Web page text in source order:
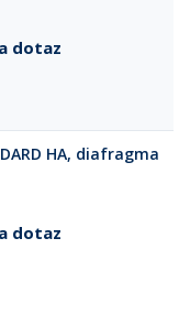
dotaz
HA, diafragma
dotaz